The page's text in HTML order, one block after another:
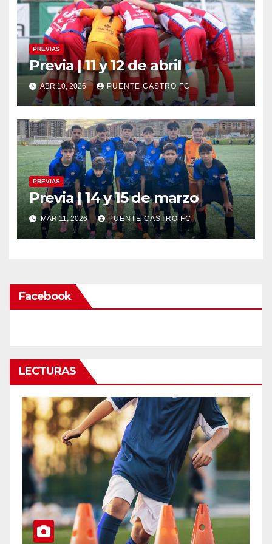
PREVIAS
Previa | 11 y 12 de abril
ABR 10, 2026 PUENTE CASTRO FC
PREVIAS
Previa | 14 y 15 de marzo
MAR 11, 2026 PUENTE CASTRO FC
Facebook
LECTURAS